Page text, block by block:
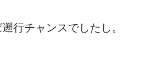
行チャンスでしたし。